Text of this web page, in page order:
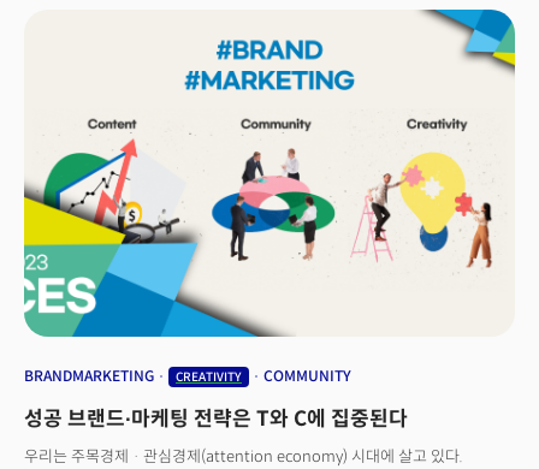
동영상 콘텐츠로 유명하다. 그의 작품들은 소셜 미디어 플랫폼에서 수백만 회
이상 조회수를 기록해 인터넷상에서 큰 인기를 얻고 있다.
BRANDMARKETING CREATIVITY COMMUNITY
성공 브랜드∙마케팅 전략은 T와 C에 집중된다
우리는 주목경제 · 관심경제(attention economy) 시대에 살고 있다.